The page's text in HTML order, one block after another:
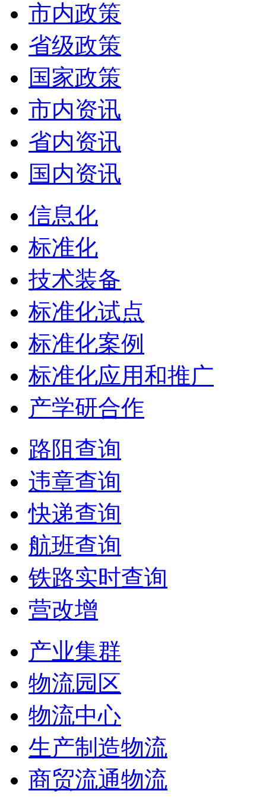
市内政策
省级政策
国家政策
市内资讯
省内资讯
国内资讯
信息化
标准化
技术装备
标准化试点
标准化案例
标准化应用和推广
产学研合作
路阻查询
违章查询
快递查询
航班查询
铁路实时查询
营改增
产业集群
物流园区
物流中心
生产制造物流
商贸流通物流